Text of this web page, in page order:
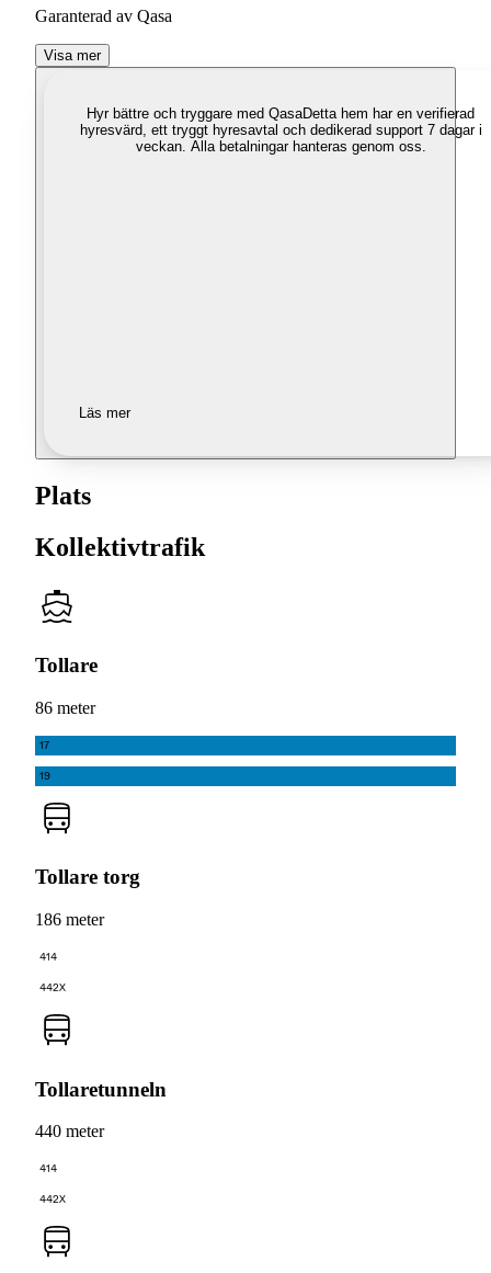
Garanterad av Qasa
Visa mer
Hyr bättre och tryggare med QasaDetta hem har en verifierad
hyresvärd, ett tryggt hyresavtal och dedikerad support 7 dagar i
veckan. Alla betalningar hanteras genom oss.
Läs mer
Plats
Kollektivtrafik
Tollare
86 meter
17
19
Tollare torg
186 meter
414
442X
Tollaretunneln
440 meter
414
442X